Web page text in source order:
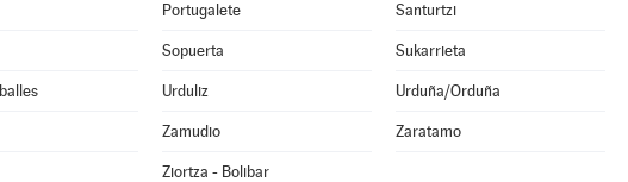
Portugalete Santurtzi
Sopuerta Sukarrieta
Urduliz Urduña/Orduña
Zamudio Zaratamo
Ziortza - Bolibar